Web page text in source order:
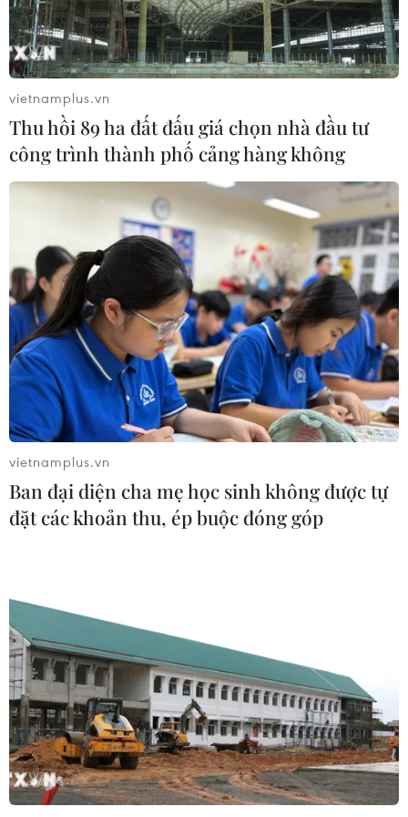
Cảnh báo lừa đảo mùa tựu trường:
Cẩn trọng với thủ đoạn giả danh, đặt
cọc
04/08/2026 14:55
Khởi tố vụ buôn bán hàng giả mạo
nhãn hiệu nổi tiếng tại Đắk Lắk
Ba tỉnh biên giới đề xuất giải pháp
tăng hiệu quả chống buôn lậu thuốc
lá
04/08/2026 14:20
Xem thêm
Tổng Biên tập: TRẦN TIẾN DUẨN
Phó Tổng Biên tập: NGUYỄN THỊ TÁM, KHÚC THANH
THỦY
Sở hữu trí tuệ
Quy định sử dụng
RSS
Hỗ trợ
Ngôn ngữ
TTXVN
Dịch vụ tin
Quảng cáo
vietnamplus.vn
Thu hồi 89 ha đất đấu giá chọn nhà đầu tư
công trình thành phố cảng hàng không
vietnamplus.vn
Ban đại diện cha mẹ học sinh không được tự
đặt các khoản thu, ép buộc đóng góp